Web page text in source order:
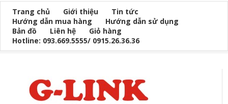
Trang chủ Giới thiệu
Tin tức
Hướng dẫn mua hàng
Hướng dẫn sử dụng
Bản đồ
Liên hệ
Giỏ hàng
Hotline: 093.669.5555/ 0915.26.36.36